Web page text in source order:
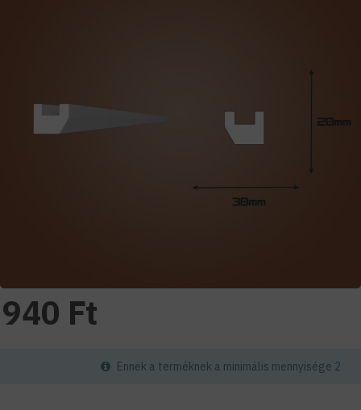
940 Ft
Ennek a terméknek a minimális mennyisége 2